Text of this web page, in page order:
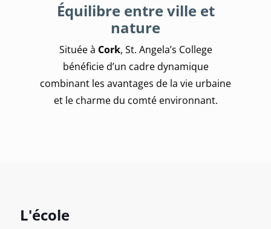
Équilibre entre ville et
nature
Située à Cork, St. Angela’s College
bénéficie d’un cadre dynamique
combinant les avantages de la vie urbaine
et le charme du comté environnant.
L'école